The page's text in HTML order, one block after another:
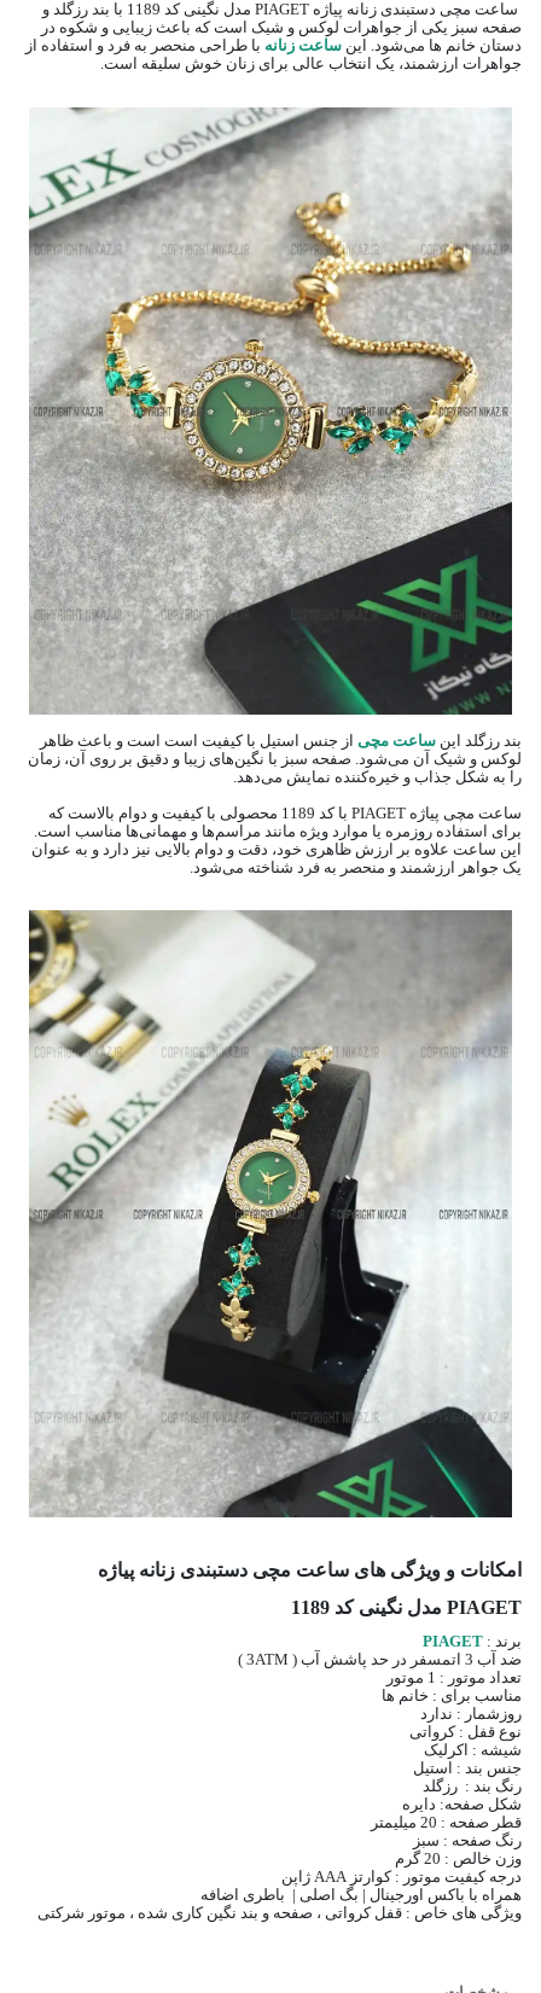
ساعت مچی دستبندی زنانه پیاژه PIAGET مدل نگینی کد 1189 با بند رزگلد و
صفحه سبز یکی از جواهرات لوکس و شیک است که باعث زیبایی و شکوه در
دستان خانم ها می‌شود. این ساعت زنانه با طراحی منحصر به فرد و استفاده از
جواهرات ارزشمند، یک انتخاب عالی برای زنان خوش سلیقه است.
بند رزگلد این ساعت مچیاز جنس استیل با کیفیت است است و باعث ظاهر
لوکس و شیک آن می‌شود. صفحه سبز با نگین‌های زیبا و دقیق بر روی آن، زمان
را به شکل جذاب و خیره‌کننده نمایش می‌دهد.
ساعت مچی پیاژه PIAGET با کد 1189 محصولی با کیفیت و دوام بالاست که
برای استفاده روزمره یا موارد ویژه مانند مراسم‌ها و مهمانی‌ها مناسب است.
این ساعت علاوه بر ارزش ظاهری خود، دقت و دوام بالایی نیز دارد و به عنوان
یک جواهر ارزشمند و منحصر به فرد شناخته می‌شود.
امکانات و ویژگی های ساعت مچی دستبندی زنانه پیاژه
PIAGET مدل نگینی کد 1189
برند : PIAGET
ضد آب 3 اتمسفر در حد پاشش آب ( 3ATM )
تعداد موتور : 1 موتور
مناسب برای : خانم ها
روزشمار : ندارد
نوع قفل : کرواتی
شیشه : اکرلیک
جنس بند : استیل
رنگ بند : رزگلد
شکل صفحه: دایره
قطر صفحه : 20 میلیمتر
رنگ صفحه : سبز
وزن خالص : 20 گرم
درجه کیفیت موتور : کوارتز AAA ژاپن
همراه با باکس اورجینال | بگ اصلی | باطری اضافه
ویژگی های خاص : قفل کرواتی ، صفحه و بند نگین کاری شده ، موتور شرکتی